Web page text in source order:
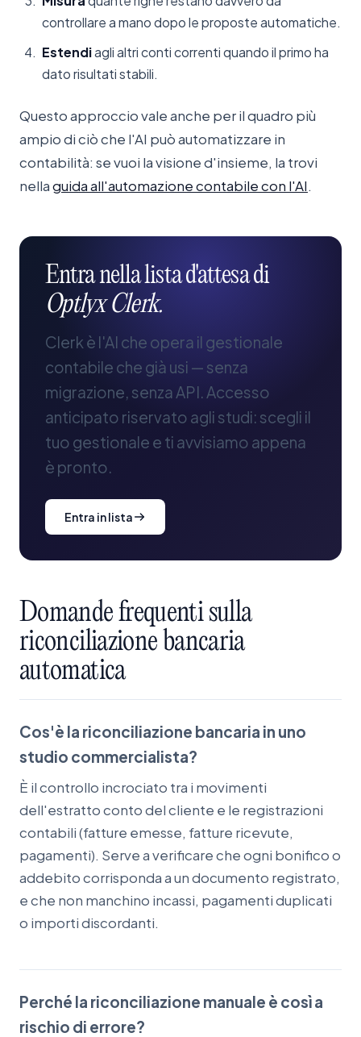
controllare a mano dopo le proposte automatiche.
Estendiagli altri conti correnti quando il primo ha
dato risultati stabili.
Questo approccio vale anche per il quadro più
ampio di ciò che l'AI può automatizzare in
contabilità: se vuoi la visione d'insieme, la trovi
nellaguida all'automazione contabile con l'AI.
Entranellalistad'attesadi
Optlyx Clerk.
Clerk è l'AI che opera il gestionale
contabile che già usi — senza
migrazione, senza API. Accesso
anticipato riservato agli studi: scegli il
tuo gestionale e ti avvisiamo appena
è pronto.
Entra in lista
Domandefrequenti sulla
riconciliazione bancaria
automatica
Cos'è la riconciliazione bancaria in uno
studio commercialista?
È il controllo incrociato tra i movimenti
dell'estratto conto del cliente e le registrazioni
contabili (fatture emesse, fatture ricevute,
pagamenti). Serve a verificare che ogni bonifico o
addebito corrisponda a un documento registrato,
e che non manchino incassi, pagamenti duplicati
o importi discordanti.
Perché la riconciliazione manuale è così a
rischio di errore?